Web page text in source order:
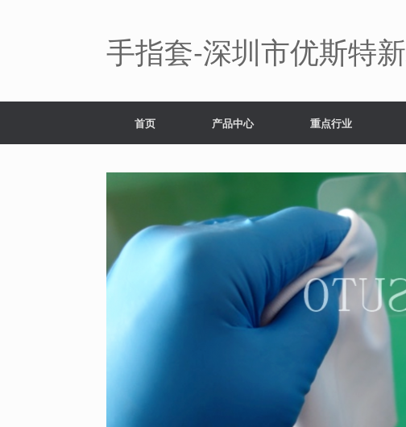
手指套-深圳市优斯特
首页 产品中心 重点行业